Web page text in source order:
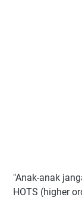
"Anak-anak
HOTS (higher